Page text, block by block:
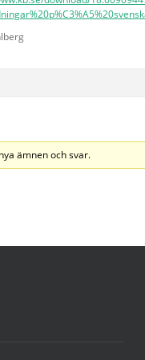
ämnen och svar.